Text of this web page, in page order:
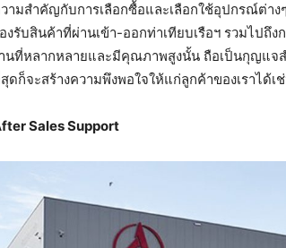
ามสำคัญกับการเลือกซื้อและเลือกใช้อุปกรณ์ต่าง
งรับสินค้าที่ผ่านเข้า-ออกท่าเทียบเรือฯ รวมไป
นที่หลากหลายและมีคุณภาพสูงนั้น ถือเป็นกุญแจส
ดก็จะสร้างความพึงพอใจให้แก่ลูกค้าของเราได้
Sales Support